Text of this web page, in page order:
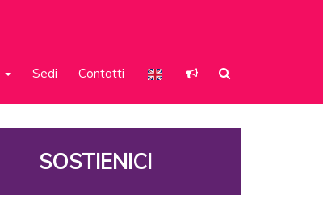
Sedi Contatti
SOSTIENICI